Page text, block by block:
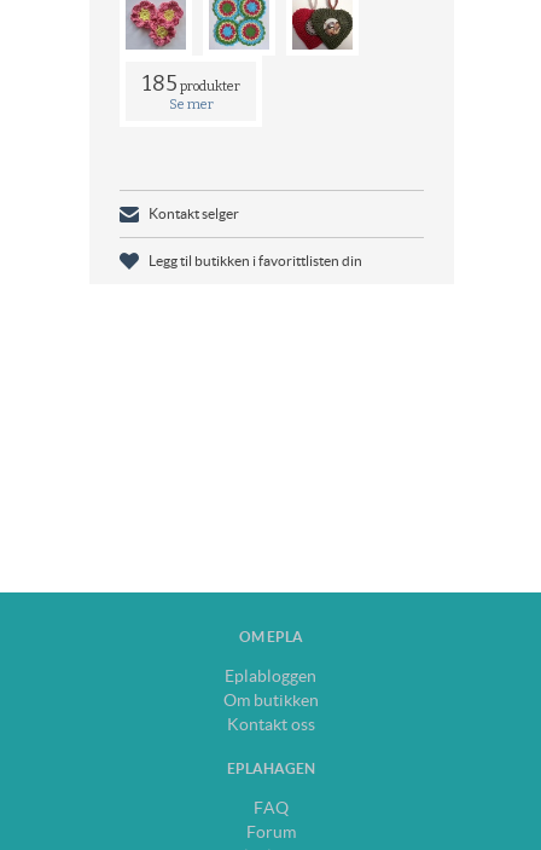
185 produkter
Se mer
Kontakt selger
Legg til butikken i favorittlisten din
OM EPLA
Eplabloggen
Om butikken
Kontakt oss
EPLAHAGEN
FAQ
Forum